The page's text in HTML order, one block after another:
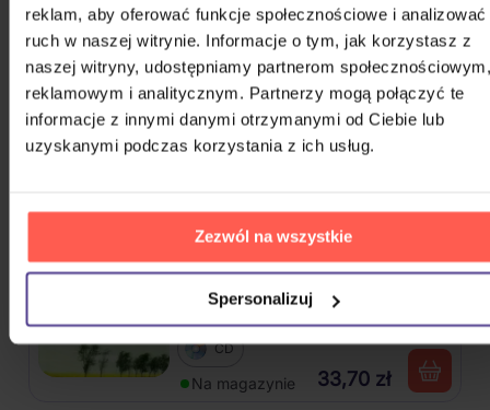
reklam, aby oferować funkcje społecznościowe i analizować
ruch w naszej witrynie. Informacje o tym, jak korzystasz z
naszej witryny, udostępniamy partnerom społecznościowym,
reklamowym i analitycznym. Partnerzy mogą połączyć te
informacje z innymi danymi otrzymanymi od Ciebie lub
uzyskanymi podczas korzystania z ich usług.
Zezwól na wszystkie
Spersonalizuj
2CD
Na magazynie 50,60 zł
Kryl Karel - To nejlepší
Na magazynie 41,20 zł
Čechomor: To nejlepší / Vánoční
edice
CD
Na magazynie 33,70 zł